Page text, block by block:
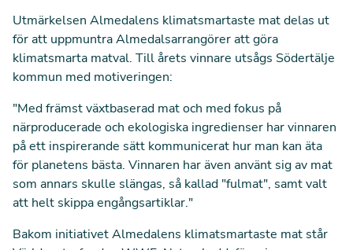
Utmärkelsen Almedalens klimatsmartaste mat delas ut
för att uppmuntra Almedalsarrangörer att göra
klimatsmarta matval. Till årets vinnare utsågs Södertälje
kommun med motiveringen:
"Med främst växtbaserad mat och med fokus på
närproducerade och ekologiska ingredienser har vinnaren
på ett inspirerande sätt kommunicerat hur man kan äta
för planetens bästa. Vinnaren har även använt sig av mat
som annars skulle slängas, så kallad "fulmat", samt valt
att helt skippa engångsartiklar."
Bakom initiativet Almedalens klimatsmartaste mat står